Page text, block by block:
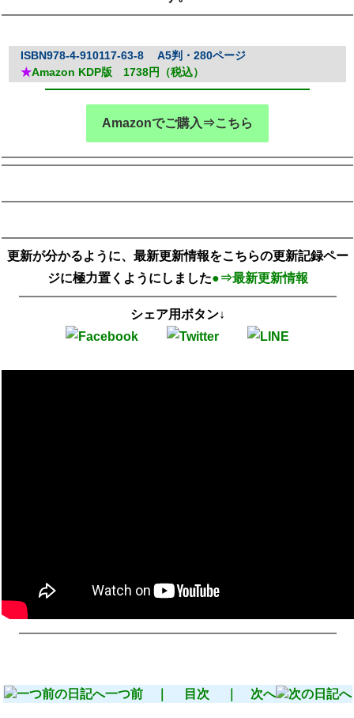
ISBN978-4-910117-63-8 A5判・280ページ
★Amazon KDP版 1738円（税込）
Amazonでご購入⇒こちら
更新が分かるように、最新更新情報をこちらの更新記録ペー
ジに極力置くようにしました●⇒最新更新情報
シェア用ボタン↓
一つ前 ｜ 目次 ｜ 次へ